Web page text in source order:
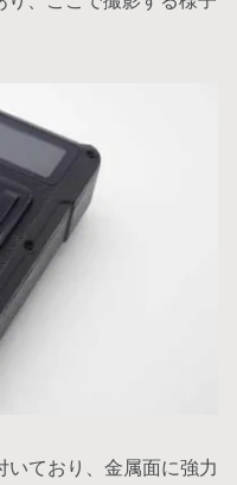
いており、金属面に強力